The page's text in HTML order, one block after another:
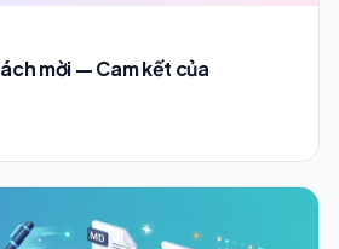
mời — Cam kết của